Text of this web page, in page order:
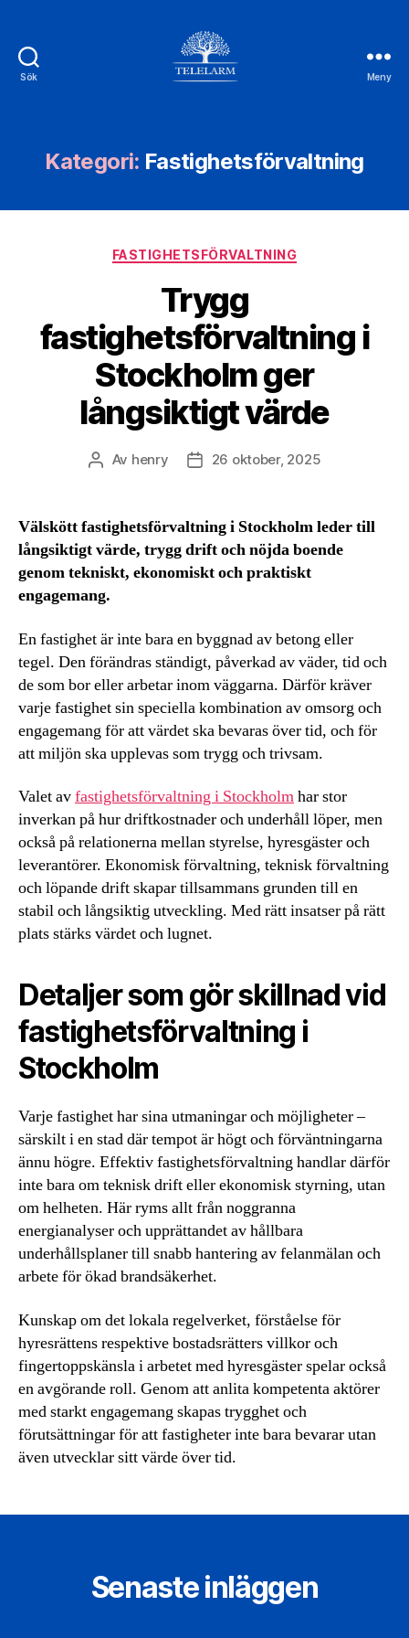
Sök Meny
Kategori: Fastighetsförvaltning
Kategorier
FASTIGHETSFÖRVALTNING
Trygg
fastighetsförvaltning i
Stockholm ger
långsiktigt värde
Inläggsförfattare
Av henry Inläggsdatum
26 oktober, 2025
Välskött fastighetsförvaltning i Stockholm leder till
långsiktigt värde, trygg drift och nöjda boende
genom tekniskt, ekonomiskt och praktiskt
engagemang.
En fastighet är inte bara en byggnad av betong eller
tegel. Den förändras ständigt, påverkad av väder, tid och
de som bor eller arbetar inom väggarna. Därför kräver
varje fastighet sin speciella kombination av omsorg och
engagemang för att värdet ska bevaras över tid, och för
att miljön ska upplevas som trygg och trivsam.
Valet avfastighetsförvaltning i Stockholmhar stor
inverkan på hur driftkostnader och underhåll löper, men
också på relationerna mellan styrelse, hyresgäster och
leverantörer. Ekonomisk förvaltning, teknisk förvaltning
och löpande drift skapar tillsammans grunden till en
stabil och långsiktig utveckling. Med rätt insatser på rätt
plats stärks värdet och lugnet.
Detaljer som gör skillnad vid
fastighetsförvaltning i
Stockholm
Varje fastighet har sina utmaningar och möjligheter –
särskilt i en stad där tempot är högt och förväntningarna
ännu högre. Effektiv fastighetsförvaltning handlar därför
inte bara om teknisk drift eller ekonomisk styrning, utan
om helheten. Här ryms allt från noggranna
energianalyser och upprättandet av hållbara
underhållsplaner till snabb hantering av felanmälan och
arbete för ökad brandsäkerhet.
Kunskap om det lokala regelverket, förståelse för
hyresrättens respektive bostadsrätters villkor och
fingertoppskänsla i arbetet med hyresgäster spelar också
en avgörande roll. Genom att anlita kompetenta aktörer
med starkt engagemang skapas trygghet och
förutsättningar för att fastigheter inte bara bevarar utan
även utvecklar sitt värde över tid.
Senaste inläggen